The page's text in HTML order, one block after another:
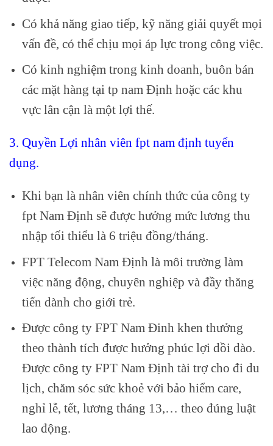
Có khả năng giao tiếp, kỹ năng giải quyết mọi
vấn đề, có thể chịu mọi áp lực trong công việc.
Có kinh nghiệm trong kinh doanh, buôn bán
các mặt hàng tại tp nam Định hoặc các khu
vực lân cận là một lợi thế.
3. Quyền Lợi nhân viên fpt nam định tuyển
dụng.
Khi bạn là nhân viên chính thức của công ty
fpt Nam Định sẽ được hưởng mức lương thu
nhập tối thiểu là 6 triệu đồng/tháng.
FPT Telecom Nam Định là môi trường làm
việc năng động, chuyên nghiệp và đầy thăng
tiến dành cho giới trẻ.
Được công ty FPT Nam Đinh khen thưởng
theo thành tích được hưởng phúc lợi dồi dào.
Được công ty FPT Nam Định tài trợ cho đi du
lịch, chăm sóc sức khoẻ với bảo hiểm care,
nghỉ lễ, tết, lương tháng 13,… theo đúng luật
lao động.